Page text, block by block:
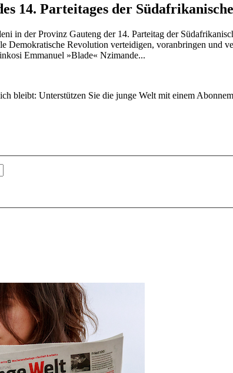
14. Parteitages der
in der Provinz Gauteng der 14. Parteitag der
Demokratische Revolution verteidigen, voranbringen und
Emmanuel »Blade« Nzimande...
bleibt: Unterstützen Sie die junge Welt mit einem